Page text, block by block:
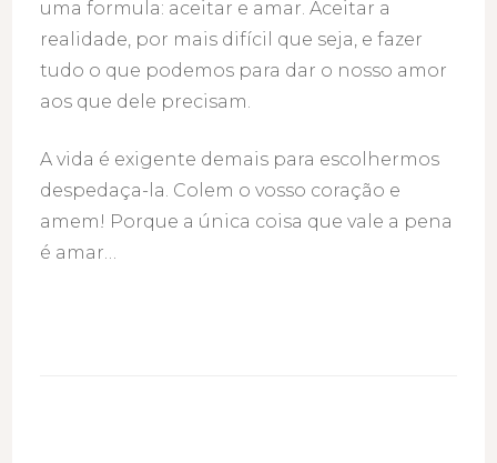
uma formula: aceitar e amar. Aceitar a
realidade, por mais difícil que seja, e fazer
tudo o que podemos para dar o nosso amor
aos que dele precisam.
A vida é exigente demais para escolhermos
despedaça-la. Colem o vosso coração e
amem! Porque a única coisa que vale a pena
é amar…